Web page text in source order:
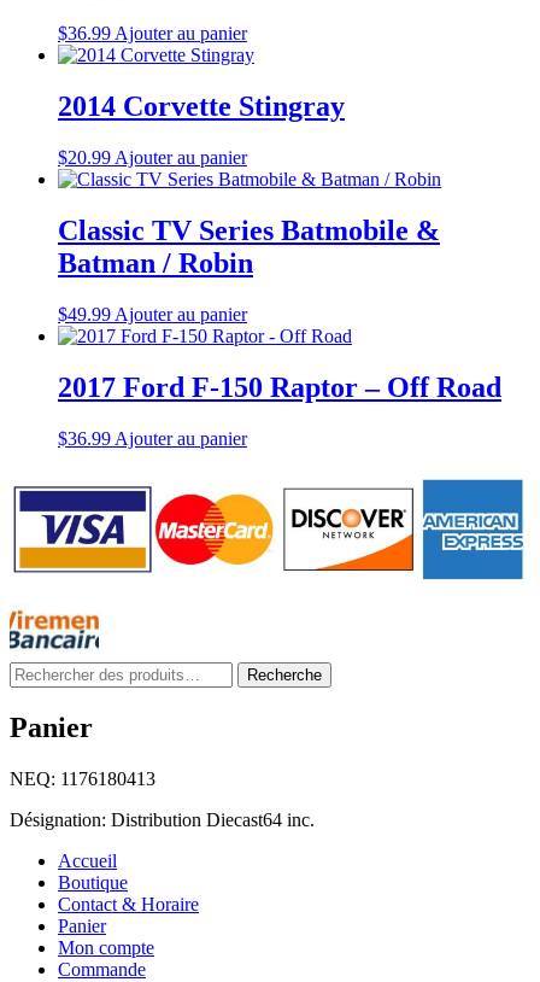
$36.99 Ajouter au panier
2014 Corvette Stingray
$20.99 Ajouter au panier
Classic TV Series Batmobile &
Batman / Robin
$49.99 Ajouter au panier
2017 Ford F-150 Raptor – Off Road
$36.99 Ajouter au panier
Rechercher
:
Recherche
Panier
NEQ: 1176180413
Désignation: Distribution Diecast64 inc.
Accueil
Boutique
Contact & Horaire
Panier
Mon compte
Commande